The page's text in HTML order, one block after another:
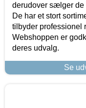
derudover sælger de
De har et stort
tilbyder professionel
Webshoppen er
deres udvalg.
Se